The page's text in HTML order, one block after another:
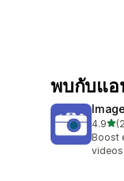
พบกับแอ
4.9เต็
ทั้งหมด
Boost
videos